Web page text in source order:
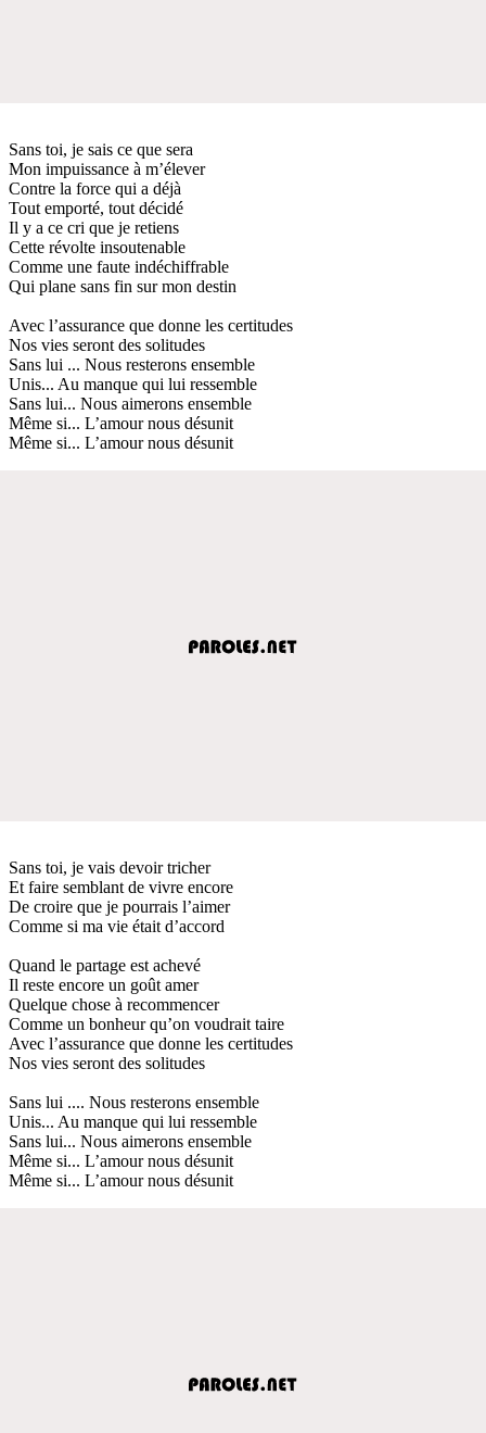
Sans toi, je sais ce que sera
Mon impuissance à m’élever
Contre la force qui a déjà
Tout emporté, tout décidé
Il y a ce cri que je retiens
Cette révolte insoutenable
Comme une faute indéchiffrable
Qui plane sans fin sur mon destin
Avec l’assurance que donne les certitudes
Nos vies seront des solitudes
Sans lui ... Nous resterons ensemble
Unis... Au manque qui lui ressemble
Sans lui... Nous aimerons ensemble
Même si... L’amour nous désunit
Même si... L’amour nous désunit
Sans toi, je vais devoir tricher
Et faire semblant de vivre encore
De croire que je pourrais l’aimer
Comme si ma vie était d’accord
Quand le partage est achevé
Il reste encore un goût amer
Quelque chose à recommencer
Comme un bonheur qu’on voudrait taire
Avec l’assurance que donne les certitudes
Nos vies seront des solitudes
Sans lui .... Nous resterons ensemble
Unis... Au manque qui lui ressemble
Sans lui... Nous aimerons ensemble
Même si... L’amour nous désunit
Même si... L’amour nous désunit